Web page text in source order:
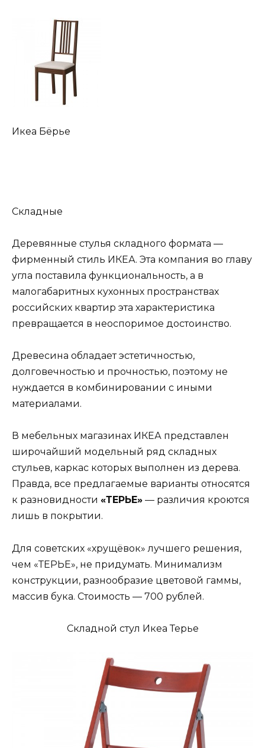
Икеа Бёрье
Складные
Деревянные стулья складного формата —
фирменный стиль ИКЕА. Эта компания во главу
угла поставила функциональность, а в
малогабаритных кухонных пространствах
российских квартир эта характеристика
превращается в неоспоримое достоинство.
Древесина обладает эстетичностью,
долговечностью и прочностью, поэтому не
нуждается в комбинировании с иными
материалами.
В мебельных магазинах ИКЕА представлен
широчайший модельный ряд складных
стульев, каркас которых выполнен из дерева.
Правда, все предлагаемые варианты относятся
к разновидности «ТЕРЬЕ» — различия кроются
лишь в покрытии.
Для советских «хрущёвок» лучшего решения,
чем «ТЕРЬЕ», не придумать. Минимализм
конструкции, разнообразие цветовой гаммы,
массив бука. Стоимость — 700 рублей.
Складной стул Икеа Терье